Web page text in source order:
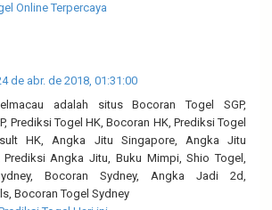
Online Terpercaya
de abr. de 2018, 01:31:00
adalah situs Bocoran Togel SGP,
Prediksi Togel HK, Bocoran HK, Prediksi Togel
HK, Angka Jitu Singapore, Angka Jitu
Angka Jitu, Buku Mimpi, Shio Togel,
Bocoran Sydney, Angka Jadi 2d,
Bocoran Togel Sydney